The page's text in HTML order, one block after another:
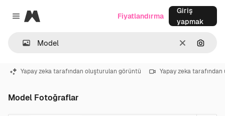
Close menu
Magnific
Temizlemek
Fiyatlandırma
Giriş
yapmak
Yapay zeka tarafından oluşturulan görüntü Yapay zeka
Model Fotoğraflar